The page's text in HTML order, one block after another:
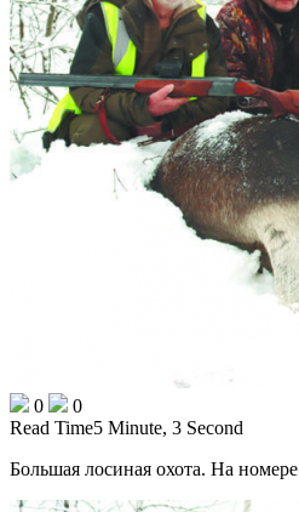
0
0
Read Time5 Minute, 3 Second
Большая лосиная охота. На номере